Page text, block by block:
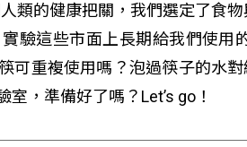
類的健康把關，我們選定了食
驗這些市面上長期給我們使
可重複使用嗎？泡過筷子的水
，準備好了嗎？Let’s go！